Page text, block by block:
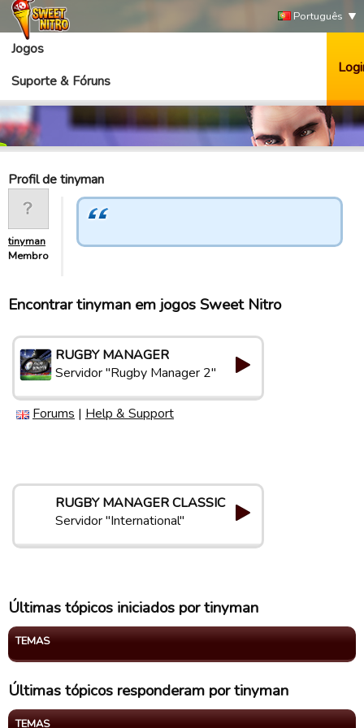
Português
Jogos
Suporte & Fóruns
Profil de tinyman
tinyman
Membro
Encontrar tinyman em jogos Sweet Nitro
RUGBY MANAGER
Servidor "Rugby Manager 2"
Forums | Help & Support
RUGBY MANAGER CLASSIC
Servidor "International"
Últimas tópicos iniciados por tinyman
TEMAS
Últimas tópicos responderam por tinyman
TEMAS